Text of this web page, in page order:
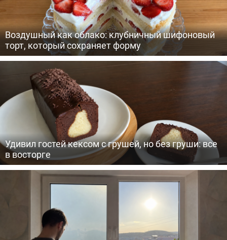
Воздушный как облако: клубничный шифоновый
торт, который сохраняет форму
Удивил гостей кексом с грушей, но без груши: все
в восторге